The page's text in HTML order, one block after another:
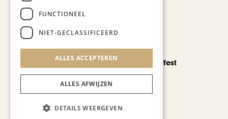
CHAPEAU TV
Noorbeek Foodfest
Bekijk alle artikelen
FUNCTIONEEL
NIET-GECLASSIFICEERD
ALLES ACCEPTEREN
ALLES AFWIJZEN
DETAILS WEERGEVEN